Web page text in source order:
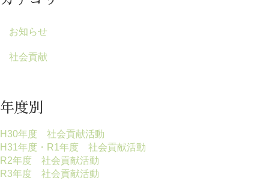
お知らせ
社会貢献
年度別
H30年度 社会貢献活動
H31年度・R1年度 社会貢献活動
R2年度 社会貢献活動
R3年度 社会貢献活動